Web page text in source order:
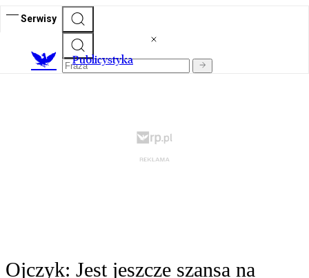
Serwisy
Publicystyka
Ojczyk: Jest jeszcze szansa na